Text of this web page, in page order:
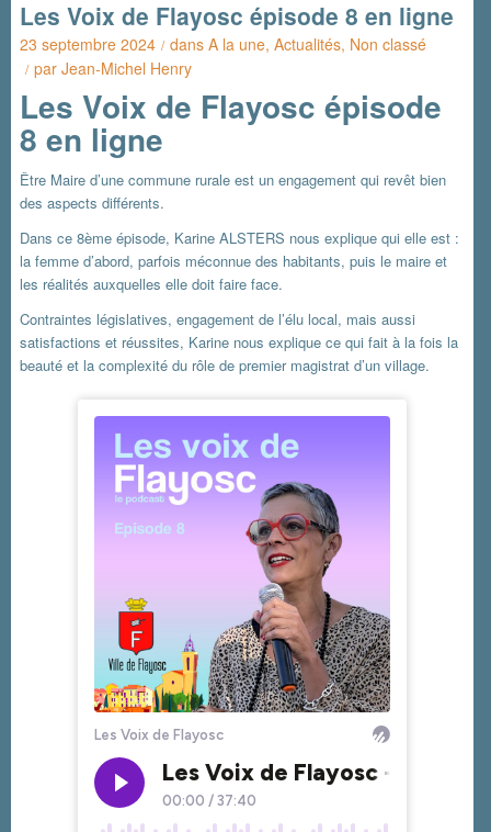
Les Voix de Flayosc épisode 8 en ligne
23 septembre 2024 / dansA la une,Actualités, Non classé
/ parJean-Michel Henry
Les Voix de Flayosc épisode
8 en ligne
Être Maire d’une commune rurale est un engagement qui revêt bien
des aspects différents.
Dans ce 8ème épisode, Karine ALSTERS nous explique qui elle est :
la femme d’abord, parfois méconnue des habitants, puis le maire et
les réalités auxquelles elle doit faire face.
Contraintes législatives, engagement de l’élu local, mais aussi
satisfactions et réussites, Karine nous explique ce qui fait à la fois la
beauté et la complexité du rôle de premier magistrat d’un village.